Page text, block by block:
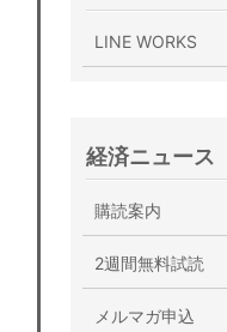
LINE WORKS
経済ニュース
購読案内
2週間無料試読
メルマガ申込